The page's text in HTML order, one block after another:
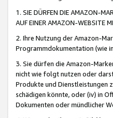
1. SIE DÜRFEN DIE AMAZON-
AUF EINER AMAZON-WEBSITE
2. Ihre Nutzung der Amazon-
Programmdokumentation (wie
3. Sie dürfen die Amazon-
nicht wie folgt nutzen oder
Produkte und Dienstleistungen
schädigen könnte, oder (iv) in
Dokumenten oder mündlicher